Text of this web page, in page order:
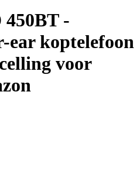
450BT -
ear koptelefoon
voor